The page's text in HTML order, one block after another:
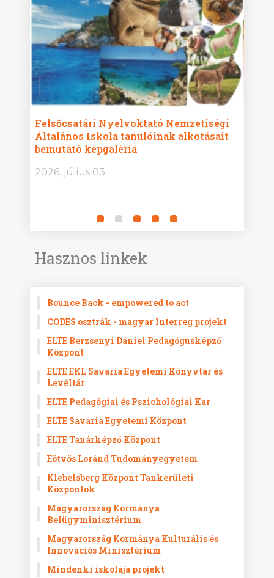
Felsőcsatári Nyelvoktató Nemzetiségi
Általános Iskola tanulóinak alkotásait
bemutató képgaléria
2026. július 03.
Hasznos linkek
Bounce Back - empowered to act
CODES osztrák - magyar Interreg projekt
ELTE Berzsenyi Dániel Pedagógusképző
Központ
ELTE EKL Savaria Egyetemi Könyvtár és
Levéltár
ELTE Pedagógiai és Pszichológiai Kar
ELTE Savaria Egyetemi Központ
ELTE Tanárképző Központ
Eötvös Loránd Tudományegyetem
Klebelsberg Központ Tankerületi
Központok
Magyarország Kormánya
Belügyminisztérium
Magyarország Kormánya Kulturális és
Innovációs Minisztérium
Mindenki iskolája projekt